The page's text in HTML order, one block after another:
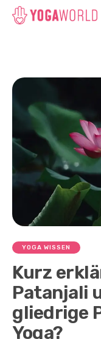
YOGA WISSEN
Kurz
Patanjali
gliedrige
Yoga?